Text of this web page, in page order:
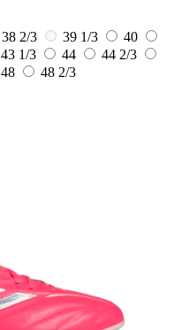
38 2/3 39 1/3
40
43 1/3 44
44 2/3
48
48 2/3